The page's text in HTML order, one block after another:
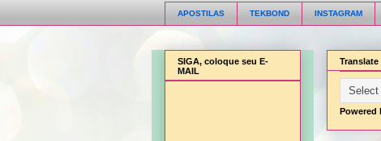
APOSTILAS TEKBOND INSTAGRAM
Translate
Powered
SIGA, coloque seu E-
MAIL